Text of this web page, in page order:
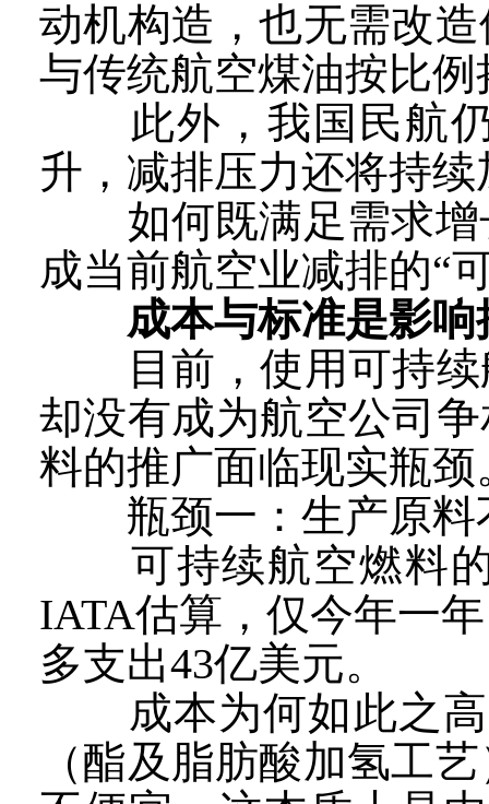
动机构造，也无需改
与传统航空煤油按比
此外，我国民航仍
升，减排压力还将持续
如何既满足需求增
成当前航空业减排的“
成本与标准是影
目前，使用可持续
却没有成为航空公司
料的推广面临现实瓶颈
瓶颈一：生产原料
可持续航空燃料的
IATA估算，仅今年一
多支出43亿美元。
成本为何如此之高
（酯及脂肪酸加氢工